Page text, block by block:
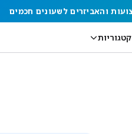
קטגוריות